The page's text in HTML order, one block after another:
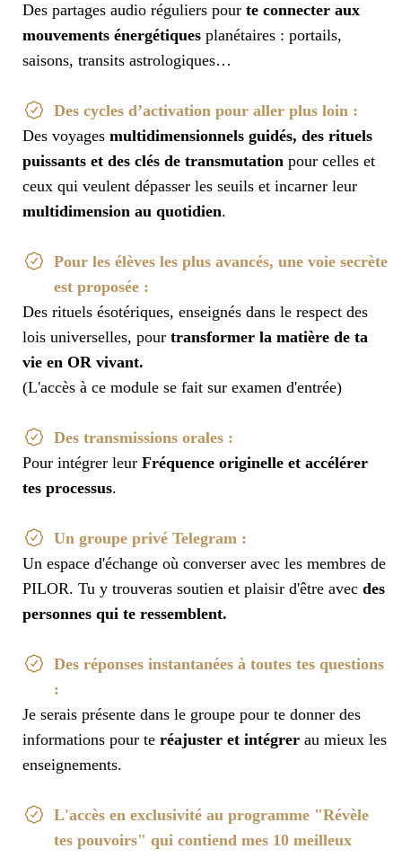
Des partages audio réguliers pour te connecter aux
mouvements énergétiques planétaires : portails,
saisons, transits astrologiques…
Des cycles d’activation pour aller plus loin :
Des voyages multidimensionnels guidés, des rituels
puissants et des clés de transmutation pour celles et
ceux qui veulent dépasser les seuils et incarner leur
multidimension au quotidien.
Pour les élèves les plus avancés, une voie secrète
est proposée :
Des rituels ésotériques, enseignés dans le respect des
lois universelles, pour transformer la matière de ta
vie en OR vivant.
(L'accès à ce module se fait sur examen d'entrée)
Des transmissions orales :
Pour intégrer leur Fréquence originelle et accélérer
tes processus.
Un groupe privé Telegram :
Un espace d'échange où converser avec les membres de
PILOR. Tu y trouveras soutien et plaisir d'être avec des
personnes qui te ressemblent.
Des réponses instantanées à toutes tes questions
:
Je serais présente dans le groupe pour te donner des
informations pour te réajuster et intégrer au mieux les
enseignements.
L'accès en exclusivité au programme "Révèle
tes pouvoirs" qui contiend mes 10 meilleux